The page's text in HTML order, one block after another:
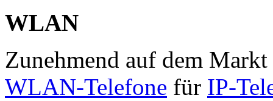
WLAN
Zunehmend auf dem
WLAN-Telefone für IP-